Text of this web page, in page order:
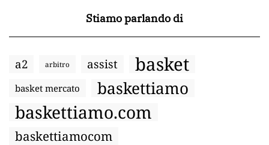
Stiamo parlando di
a2 arbitro assist basket
basket mercato baskettiamo
baskettiamo.com
baskettiamocom